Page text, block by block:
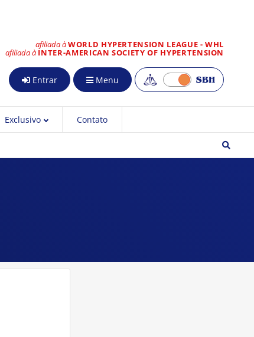
afiliada àWORLD HYPERTENSION LEAGUE - WHL
afiliada à INTER-AMERICAN SOCIETY OF HYPERTENSION
Entrar Menu
Exclusivo Contato